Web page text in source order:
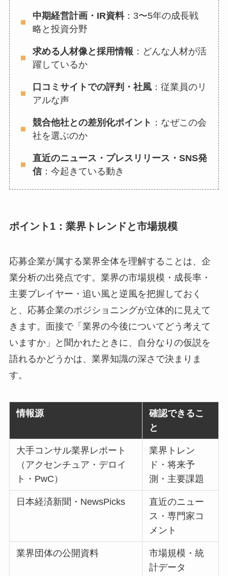
中期経営計画・IR資料：3〜5年の成長戦
略と投資分野
求める人材像と採用情報 ：どんな人材が活
躍しているか
口コミサイトでの評判・社風：従業員のリ
アルな声
競合他社との差別化ポイント ：なぜこの会
社を選ぶのか
直近のニュース・プレスリリース・SNS発
信：今起きている動き
ポイント1：業界トレンドと市場規模
応募企業が属する業界全体を理解することは、企
業分析の出発点です。業界の市場規模・成長率・
主要プレイヤー・追い風と逆風を把握しておく
と、応募企業のポジショニングが立体的に見えて
きます。面接で「業界の今後についてどう考えて
いますか」と聞かれたときに、自分なりの仮説を
語れるかどうかは、業界知識の深さで決まりま
す。
情報源
確認できるこ
と
大手コンサル業界レポート
（アクセンチュア・デロイ
ト・PwC）
業界トレン
ド・将来予
測・主要課題
日本経済新聞・NewsPicks
直近のニュー
ス・専門家コ
メント
業界団体の公開資料
市場規模・統
計データ